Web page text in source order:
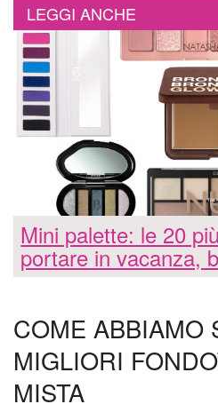
LEGGI ANCHE
Mini palette: le 20
portare in vacanza,
COME ABBIAMO
MIGLIORI
MISTA